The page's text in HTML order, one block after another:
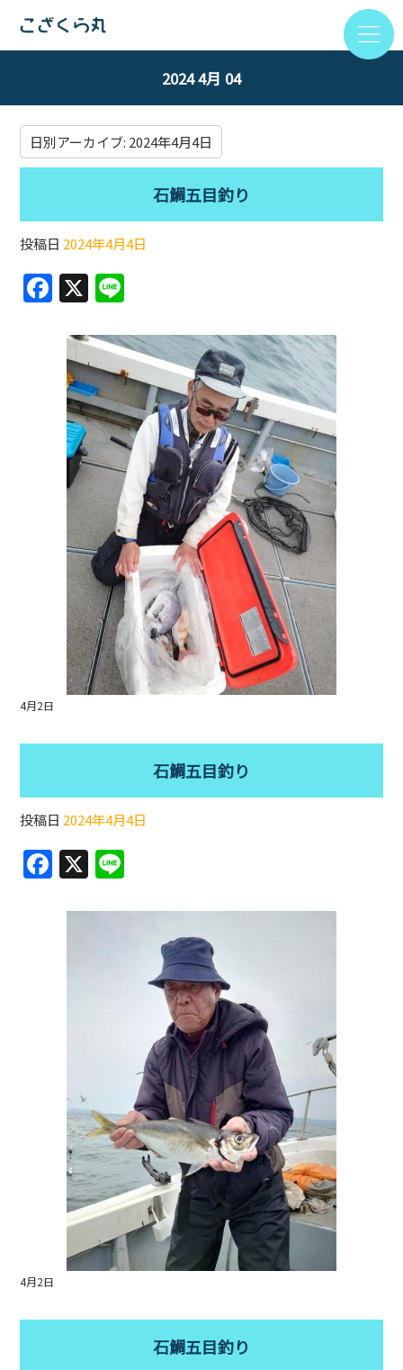
2024 4月 04
日別アーカイブ: 2024年4月4日
石鯛五目釣り
投稿日 2024年4月4日
F
c
e
b
o
o
k
X
e
4月2日
石鯛五目釣り
投稿日 2024年4月4日
F
a
c
X
e
4月2日
石鯛五目釣り